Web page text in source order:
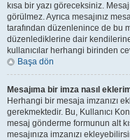
kısa bir yazı göreceksiniz.
görülmez. Ayrıca mesajınız
tarafından düzenlenince de bu
düzenlediklerine dair
kullanıcılar herhangi birinden
Başa dön
Mesajıma bir imza nasıl
Herhangi bir mesaja imzanızı
gerekmektedir. Bu, Kullanıcı
mesaj gönderme formunun alt
mesajınıza imzanızı